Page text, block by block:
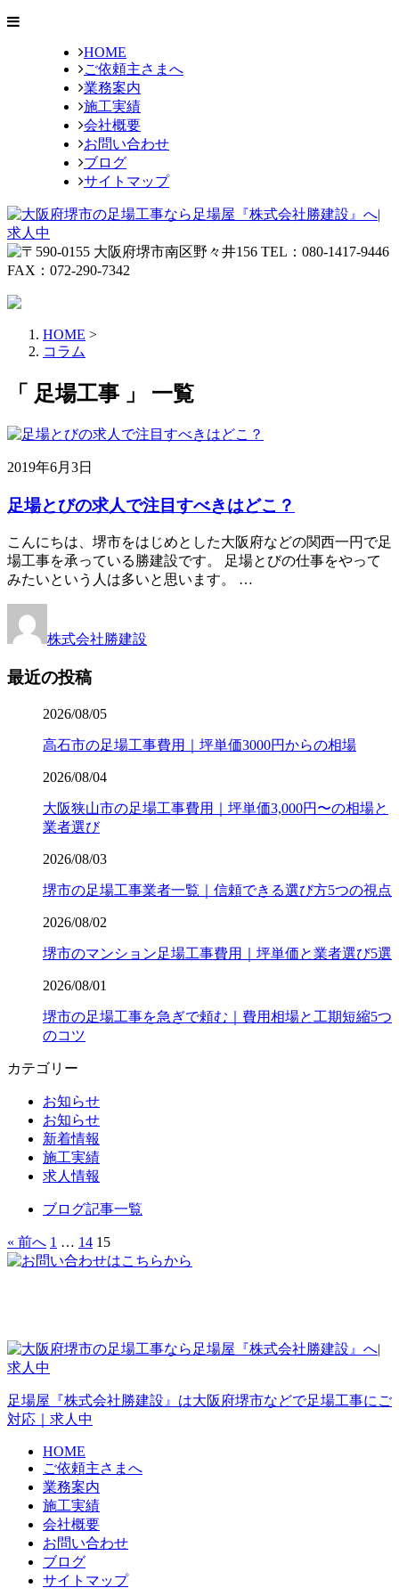
HOME
ご依頼主さまへ
業務案内
施工実績
会社概要
お問い合わせ
ブログ
サイトマップ
HOME >
コラム
「 足場工事 」 一覧
2019年6月3日
足場とびの求人で注目すべきはどこ？
こんにちは、堺市をはじめとした大阪府などの関西一円で足
場工事を承っている勝建設です。 足場とびの仕事をやって
みたいという人は多いと思います。 …
株式会社勝建設
最近の投稿
2026/08/05
高石市の足場工事費用｜坪単価3000円からの相場
2026/08/04
大阪狭山市の足場工事費用｜坪単価3,000円〜の相場と
業者選び
2026/08/03
堺市の足場工事業者一覧｜信頼できる選び方5つの視点
2026/08/02
堺市のマンション足場工事費用｜坪単価と業者選び5選
2026/08/01
堺市の足場工事を急ぎで頼む｜費用相場と工期短縮5つ
のコツ
カテゴリー
お知らせ
お知らせ
新着情報
施工実績
求人情報
ブログ記事一覧
« 前へ 1 … 14 15
足場屋『株式会社勝建設』は大阪府堺市などで足場工事にご
対応｜求人中
HOME
ご依頼主さまへ
業務案内
施工実績
会社概要
お問い合わせ
ブログ
サイトマップ